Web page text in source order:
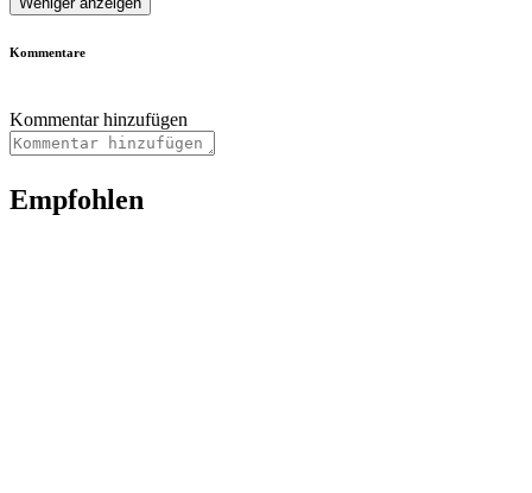
Kommentare
Kommentar hinzufügen
Empfohlen